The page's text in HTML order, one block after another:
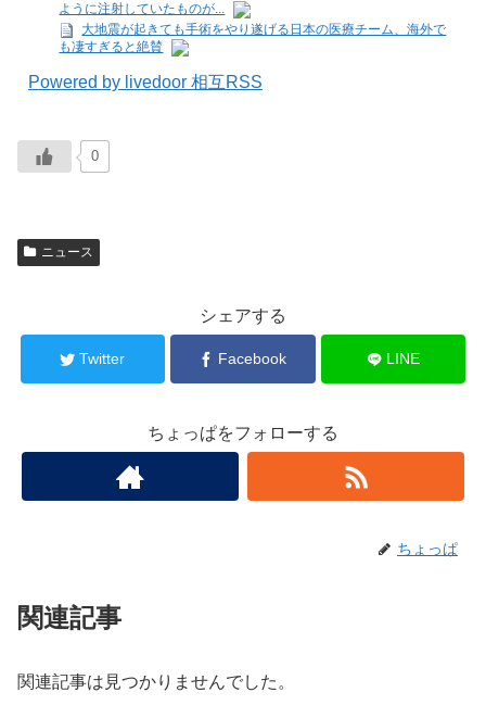
ように注射していたものが...
大地震が起きても手術をやり遂げる日本の医療チーム、海外で
も凄すぎると絶賛
Powered by livedoor 相互RSS
0
ニュース
シェアする
Twitter Facebook LINE
ちょっぱをフォローする
ちょっぱ
関連記事
関連記事は見つかりませんでした。